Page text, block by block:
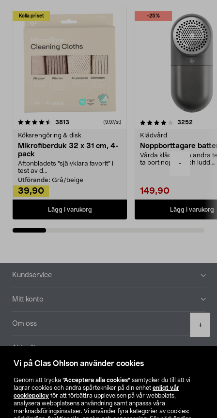
Vi på Clas Ohlson använder cookies
Genom att trycka ”Acceptera alla cookies” samtycker du till att vi
lagrar cookies och andra spårtekniker på din enhet enligt vår
cookiepolicy för att förbättra upplevelsen på vår webbplats,
analysera webbplatsens användning samt anpassa våra
marknadsföringsinsatser. Vi använder fyra kategorier av cookies:
-
+
Kolla priset
3813 (9,97/st)
Köksrengöring & disk
Mikrofiberduk 32 x 31 cm, 4-
pack
Aftonbladets "självklara favorit” i
test av d...
Utförande: Grå/beige
39,90
Lägg i varukorg
-25%
4.0av 5 stjärnor 3252
Klädvård
Noppborttagare
Vårda kläder och andra
ta bort noppor och ludd.
149,90
Lägg i varukorg
4.5av 5 stjärnor
Sidfot
Kundservice
Mitt konto
Om oss
Aktuellt
Hitta butik